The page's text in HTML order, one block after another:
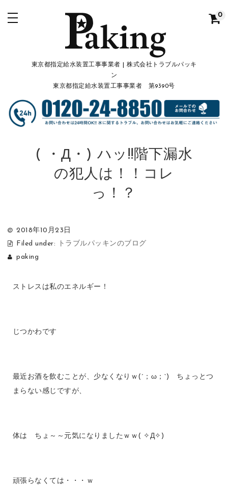
東京都指定給水装置工事事業者 | 株式会社トラブルパッキ
ン
東京都指定給水装置工事事業者 第9390号
0
( ・Д・) ハッ!!階下漏水
の犯人は！！コレ
っ！？
2018年10月23日
Filed under:
トラブルパッキンのブログ
paking
ストレスは私のエネルギー！
じつかわです
最近お酒を飲むことが、少なくなりｗ(´；ω；`) ちょっとつ
まらない感じですが、
体は ちょ～～元気になりましたｗｗ( ✧Д✧)
頑張らなくては・・・ｗ